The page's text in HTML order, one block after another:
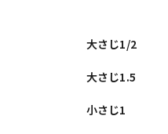
大さじ1/2
大さじ1.5
小さじ1